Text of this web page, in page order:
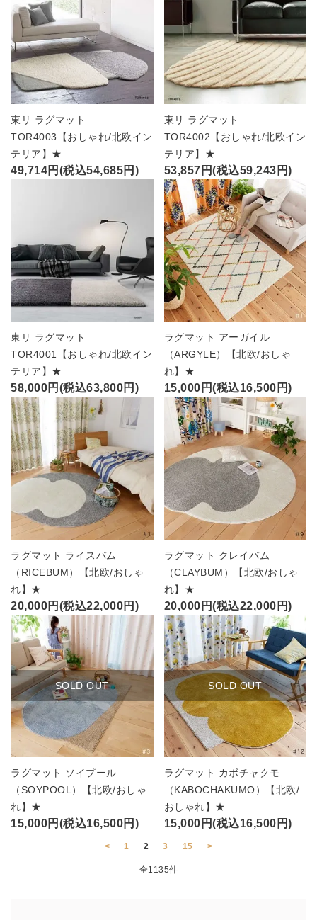
東リ ラグマット
TOR4003【おしゃれ/北欧イン
テリア】★
49,714円(税込54,685円)
東リ ラグマット
TOR4002【おしゃれ/北欧イン
テリア】★
53,857円(税込59,243円)
東リ ラグマット
TOR4001【おしゃれ/北欧イン
テリア】★
58,000円(税込63,800円)
ラグマット アーガイル
（ARGYLE）【北欧/おしゃ
れ】★
15,000円(税込16,500円)
ラグマット ライスバム
（RICEBUM）【北欧/おしゃ
れ】★
20,000円(税込22,000円)
ラグマット クレイバム
（CLAYBUM）【北欧/おしゃ
れ】★
20,000円(税込22,000円)
SOLD OUT
ラグマット ソイプール
（SOYPOOL）【北欧/おしゃ
れ】★
15,000円(税込16,500円)
SOLD OUT
ラグマット カボチャクモ
（KABOCHAKUMO）【北欧/
おしゃれ】★
15,000円(税込16,500円)
< 1 2 3 15 >
全1135件